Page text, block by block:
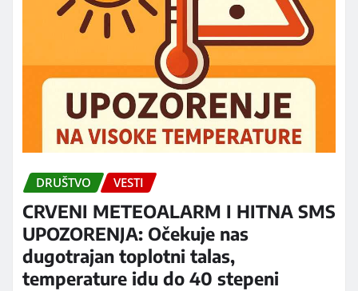
DRUŠTVO VESTI
CRVENI METEOALARM I HITNA SMS
UPOZORENJA: Očekuje nas
dugotrajan toplotni talas,
temperature idu do 40 stepeni